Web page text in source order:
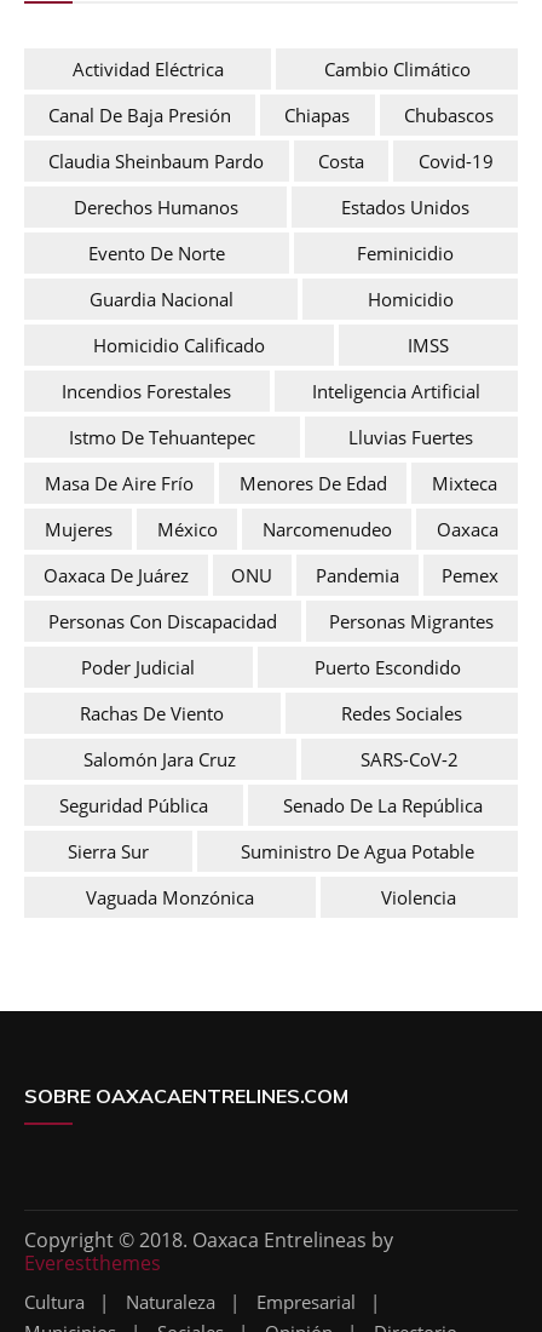
Actividad Eléctrica
Cambio Climático
Canal De Baja Presión
Chiapas
Chubascos
Claudia Sheinbaum Pardo
Costa
Covid-19
Derechos Humanos
Estados Unidos
Evento De Norte
Feminicidio
Guardia Nacional
Homicidio
Homicidio Calificado
IMSS
Incendios Forestales
Inteligencia Artificial
Istmo De Tehuantepec
Lluvias Fuertes
Masa De Aire Frío
Menores De Edad
Mixteca
Mujeres
México Narcomenudeo
Oaxaca
Oaxaca De Juárez
ONU Pandemia
Pemex
Personas Con Discapacidad
Personas Migrantes
Poder Judicial
Puerto Escondido
Rachas De Viento
Redes Sociales
Salomón Jara Cruz
SARS-CoV-2
Seguridad Pública
Senado De La República
Sierra Sur
Suministro De Agua Potable
Vaguada Monzónica
Violencia
SOBRE OAXACAENTRELINES.COM
Copyright © 2018. Oaxaca Entrelineas by
Everestthemes
Cultura Naturaleza
Empresarial